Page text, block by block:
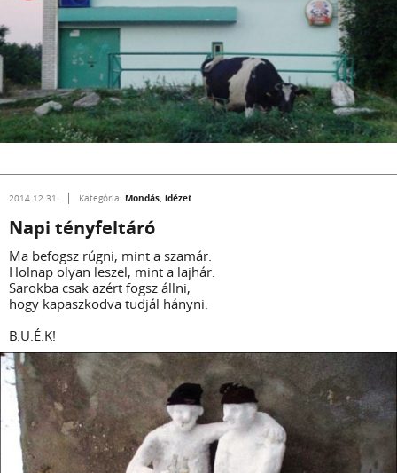
2014.12.31. Kategória: Mondás, idézet
Napi tényfeltáró
Ma befogsz rúgni, mint a szamár.
Holnap olyan leszel, mint a lajhár.
Sarokba csak azért fogsz állni,
hogy kapaszkodva tudjál hányni.
B.U.É.K!